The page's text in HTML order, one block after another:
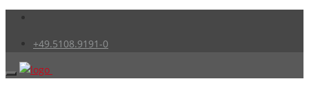
+49.5108.9191-0